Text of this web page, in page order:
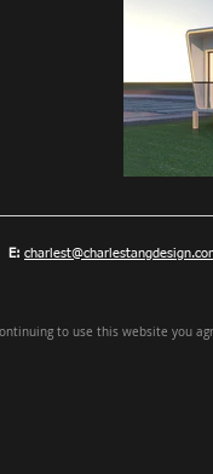
E:
to use this website you